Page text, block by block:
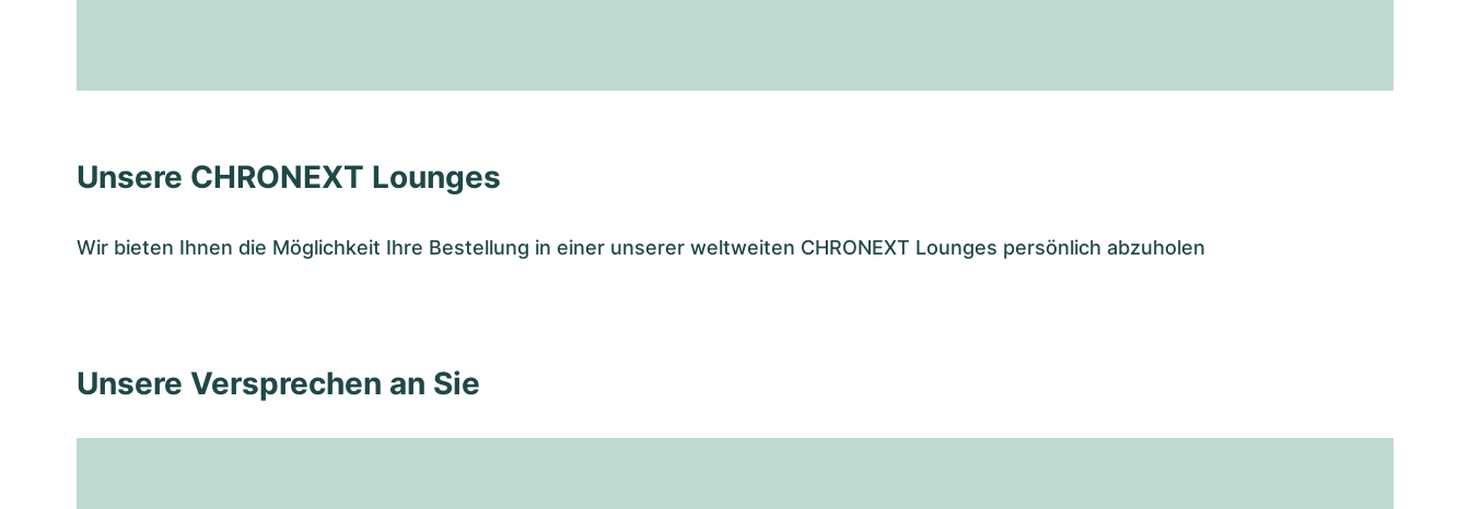
Unsere CHRONEXT Lounges
Wir bieten Ihnen die Möglichkeit Ihre Bestellung in einer unserer weltweiten CHRONEXT Lounges persönlich abzuholen
Unsere Versprechen an Sie